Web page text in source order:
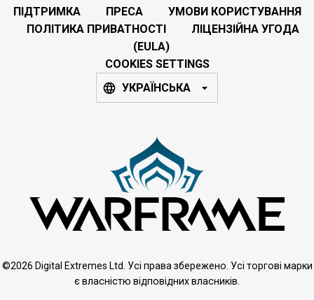
ПІДТРИМКА ПРЕСА
УМОВИ КОРИСТУВАННЯ
ПОЛІТИКА ПРИВАТНОСТІ
ЛІЦЕНЗІЙНА УГОДА
(EULA)
COOKIES SETTINGS
УКРАЇНСЬКА
©2026 Digital Extremes Ltd. Усі права збережено. Усі торгові марки
є власністю відповідних власників.